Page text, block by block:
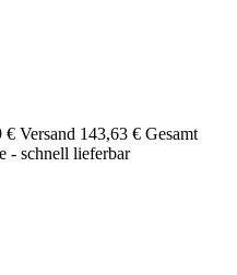
€ Versand 143,63 € Gesamt
- schnell lieferbar